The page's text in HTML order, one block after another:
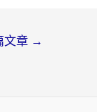
文章 →